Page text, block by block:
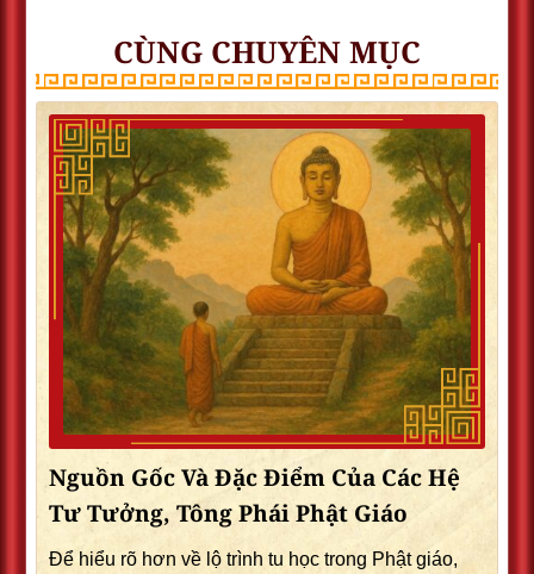
CÙNG CHUYÊN MỤC
Nguồn Gốc Và Đặc Điểm Của Các Hệ
Tư Tưởng, Tông Phái Phật Giáo
Để hiểu rõ hơn về lộ trình tu học trong Phật giáo,